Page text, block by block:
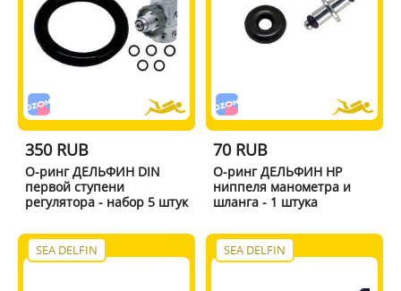
350 RUB
О-ринг ДЕЛЬФИН DIN
первой ступени
регулятора - набор 5 штук
70 RUB
О-ринг ДЕЛЬФИН HP
ниппеля манометра и
шланга - 1 штука
SEA DELFIN SEA DELFIN